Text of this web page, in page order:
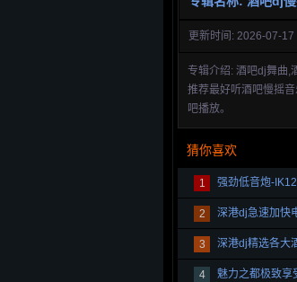
更新时间: 2026-07-17
专辑介绍: 酒吧dj舞曲,
推荐最好听酒吧慢摇
吧播放。
猜你喜欢
1
2 深港dj急速加快
3 深港dj精选各大
4